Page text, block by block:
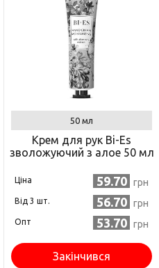
50 мл
Крем для рук Bi-Es
зволожуючий з алое 50 мл
Ціна 59.70 грн
Від 3 шт. 56.70 грн
Опт 53.70 грн
Закінчився